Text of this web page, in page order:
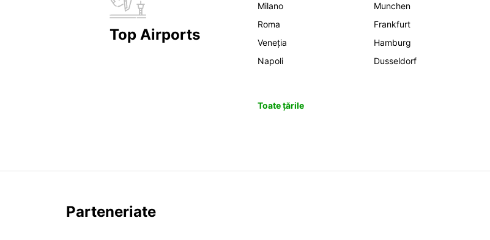
Top Airports
Milano
Roma
Veneția
Napoli
Munchen
Frankfurt
Hamburg
Dusseldorf
Toate țările
Parteneriate